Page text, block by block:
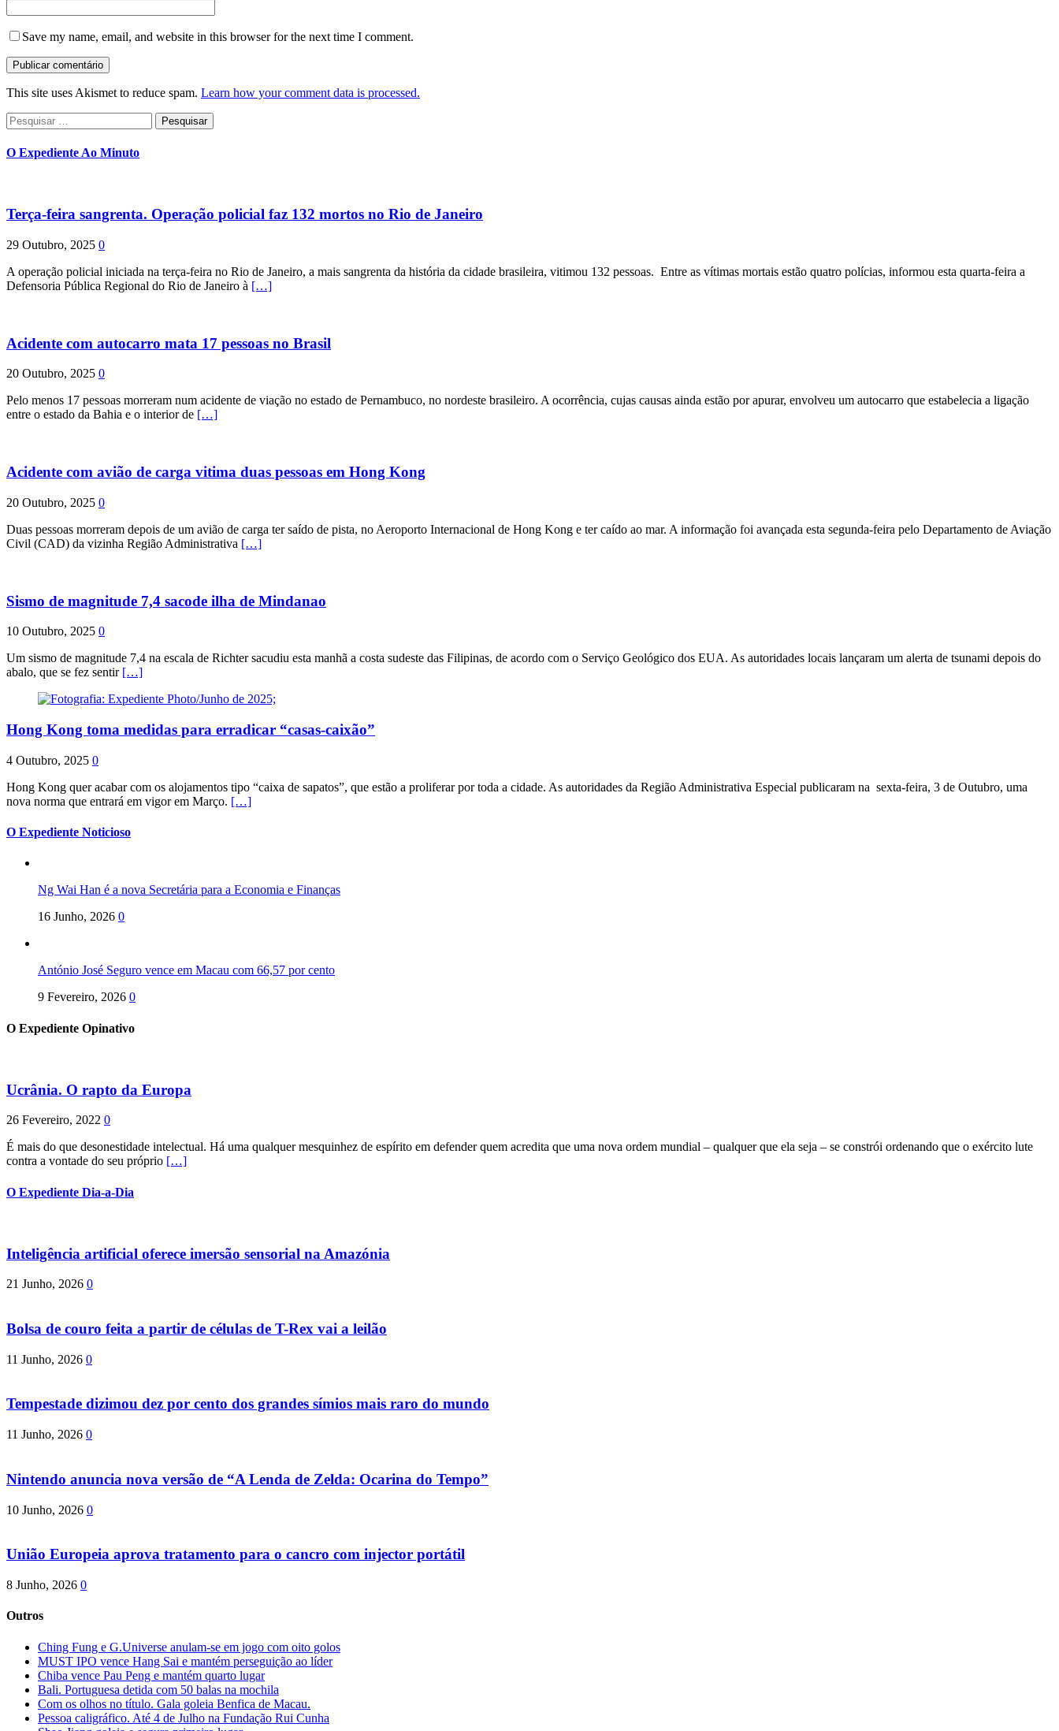
Save my name, email, and website in this browser for the next time I comment.
This site uses Akismet to reduce spam. Learn how your comment data is processed.
Pesquisar
por:
O Expediente Ao Minuto
Terça-feira sangrenta. Operação policial faz 132 mortos no Rio de Janeiro
29 Outubro, 2025 0
A operação policial iniciada na terça-feira no Rio de Janeiro, a mais sangrenta da história da cidade brasileira, vitimou 132 pessoas. Entre as vítimas mortais estão quatro polícias, informou esta quarta-feira a
Defensoria Pública Regional do Rio de Janeiro à […]
Acidente com autocarro mata 17 pessoas no Brasil
20 Outubro, 2025 0
Pelo menos 17 pessoas morreram num acidente de viação no estado de Pernambuco, no nordeste brasileiro. A ocorrência, cujas causas ainda estão por apurar, envolveu um autocarro que estabelecia a ligação
entre o estado da Bahia e o interior de […]
Acidente com avião de carga vitima duas pessoas em Hong Kong
20 Outubro, 2025 0
Duas pessoas morreram depois de um avião de carga ter saído de pista, no Aeroporto Internacional de Hong Kong e ter caído ao mar. A informação foi avançada esta segunda-feira pelo Departamento de Aviação
Civil (CAD) da vizinha Região Administrativa […]
Sismo de magnitude 7,4 sacode ilha de Mindanao
10 Outubro, 2025 0
Um sismo de magnitude 7,4 na escala de Richter sacudiu esta manhã a costa sudeste das Filipinas, de acordo com o Serviço Geológico dos EUA. As autoridades locais lançaram um alerta de tsunami depois do
abalo, que se fez sentir […]
Hong Kong toma medidas para erradicar “casas-caixão”
4 Outubro, 2025 0
Hong Kong quer acabar com os alojamentos tipo “caixa de sapatos”, que estão a proliferar por toda a cidade. As autoridades da Região Administrativa Especial publicaram na sexta-feira, 3 de Outubro, uma
nova norma que entrará em vigor em Março. […]
O Expediente Noticioso
Ng Wai Han é a nova Secretária para a Economia e Finanças
16 Junho, 2026 0
António José Seguro vence em Macau com 66,57 por cento
9 Fevereiro, 2026 0
O Expediente Opinativo
Ucrânia. O rapto da Europa
26 Fevereiro, 2022 0
É mais do que desonestidade intelectual. Há uma qualquer mesquinhez de espírito em defender quem acredita que uma nova ordem mundial – qualquer que ela seja – se constrói ordenando que o exército lute
contra a vontade do seu próprio […]
O Expediente Dia-a-Dia
Inteligência artificial oferece imersão sensorial na Amazónia
21 Junho, 2026 0
Bolsa de couro feita a partir de células de T-Rex vai a leilão
11 Junho, 2026 0
Tempestade dizimou dez por cento dos grandes símios mais raro do mundo
11 Junho, 2026 0
Nintendo anuncia nova versão de “A Lenda de Zelda: Ocarina do Tempo”
10 Junho, 2026 0
União Europeia aprova tratamento para o cancro com injector portátil
8 Junho, 2026 0
Outros
Ching Fung e G.Universe anulam-se em jogo com oito golos
MUST IPO vence Hang Sai e mantém perseguição ao líder
Chiba vence Pau Peng e mantém quarto lugar
Bali. Portuguesa detida com 50 balas na mochila
Com os olhos no título. Gala goleia Benfica de Macau.
Pessoa caligráfico. Até 4 de Julho na Fundação Rui Cunha